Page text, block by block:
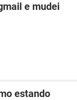
e mudei
estando